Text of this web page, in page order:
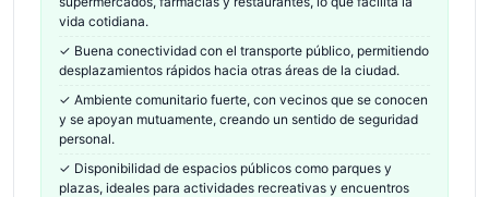
vida cotidiana.
✓ Buena conectividad con el transporte público, permitiendo
desplazamientos rápidos hacia otras áreas de la ciudad.
✓ Ambiente comunitario fuerte, con vecinos que se conocen
y se apoyan mutuamente, creando un sentido de seguridad
personal.
✓ Disponibilidad de espacios públicos como parques y
plazas, ideales para actividades recreativas y encuentros